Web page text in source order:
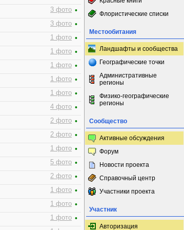
3 фото •
3 фото •
1 фото •
1 фото •
1 фото •
1 фото •
1 фото •
4 фото •
2 фото •
2 фото •
1 фото •
5 фото •
2 фото •
1 фото •
1 фото •
1 фото •
Флористические списки
Местообитания
Ландшафты и сообщества
Географические точки
Административные
регионы
Физико-географические
регионы
Сообщество
Активные обсуждения
Форум
Новости проекта
Справочный центр
Участники проекта
Участник
Авторизация